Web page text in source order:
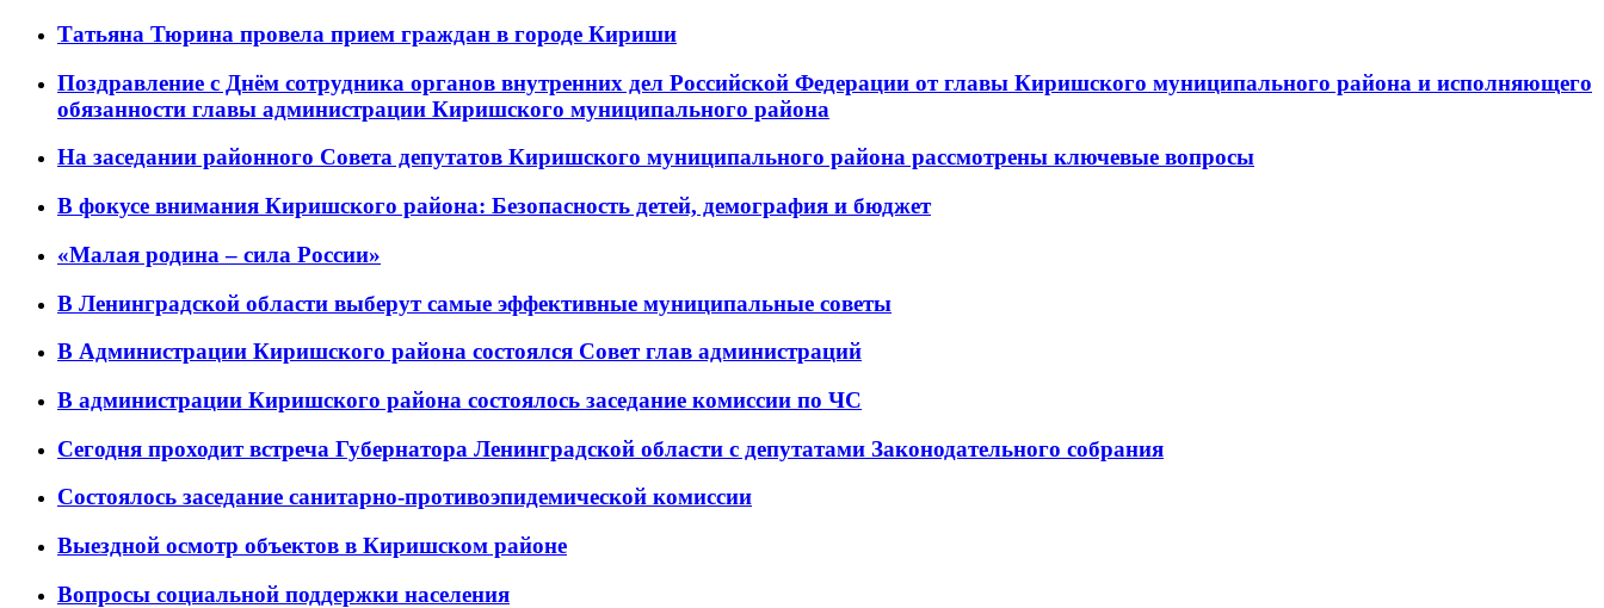
Татьяна Тюрина провела прием граждан в городе Кириши
Поздравление с Днём сотрудника органов внутренних дел Российской Федерации от главы Киришского муниципального района и исполняющего
обязанности главы администрации Киришского муниципального района
На заседании районного Совета депутатов Киришского муниципального района рассмотрены ключевые вопросы
В фокусе внимания Киришского района: Безопасность детей, демография и бюджет
«Малая родина – сила России»
В Ленинградской области выберут самые эффективные муниципальные советы
В Администрации Киришского района состоялся Совет глав администраций
В администрации Киришского района состоялось заседание комиссии по ЧС
Сегодня проходит встреча Губернатора Ленинградской области с депутатами Законодательного собрания
Состоялось заседание санитарно-противоэпидемической комиссии
Выездной осмотр объектов в Киришском районе
Вопросы социальной поддержки населения